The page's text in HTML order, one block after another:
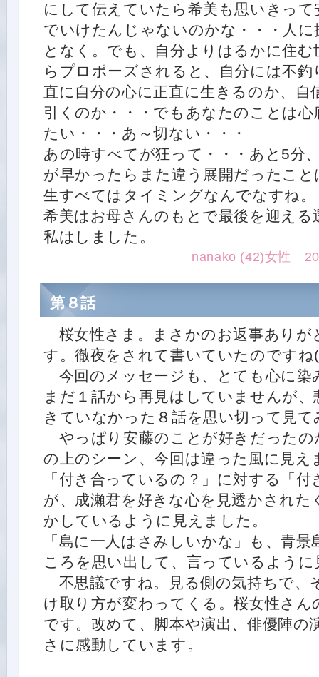
にして伝えていたら希美も思いきっ
でいけたんじゃないのかな・・・人
となく。でも、自分よりはるかに住む
らプロポーズされると、自分には不釣
直に自分の心に正直に生きるのか、自
引くのか・・・でもあなたのことは心
たい・・・あ～切ない・・・
あの時すべてが狂って・・・あと5分
が早かったらまた違う展開だったこ
生すべてはタイミングなんでなすね。
希美はお母さんのもとで最後を迎える
私はしました。
nanako (42)女性
第８話
桜女性さま。まさかのお返事ありが
す。徹夜をされて書いていたのですね
今回のメッセージも、とても心に染
まだ１話から再見はしていませんが
きていなかった８話を思い切って見
やっぱり安藤のことが好きだったの
の上のシーン、今回は違った風に見え
「付き合っているの？」に対する「
が、成瀬君を好きな心を見透かされた
かしているように見えました。
「島に一人はさみしいかな」も、青
ころを思い出して、言っているよう
不思議ですね。見る側の気持ちで、
け取り方が変わってくる。桜女性さん
です。改めて、脚本や演出、俳優陣の
さに感動しています。